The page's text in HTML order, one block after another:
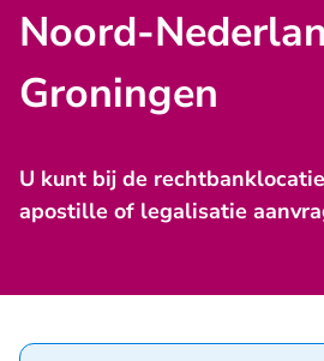
Noord-
Groningen
U kunt bij de
apostille of legalisatie